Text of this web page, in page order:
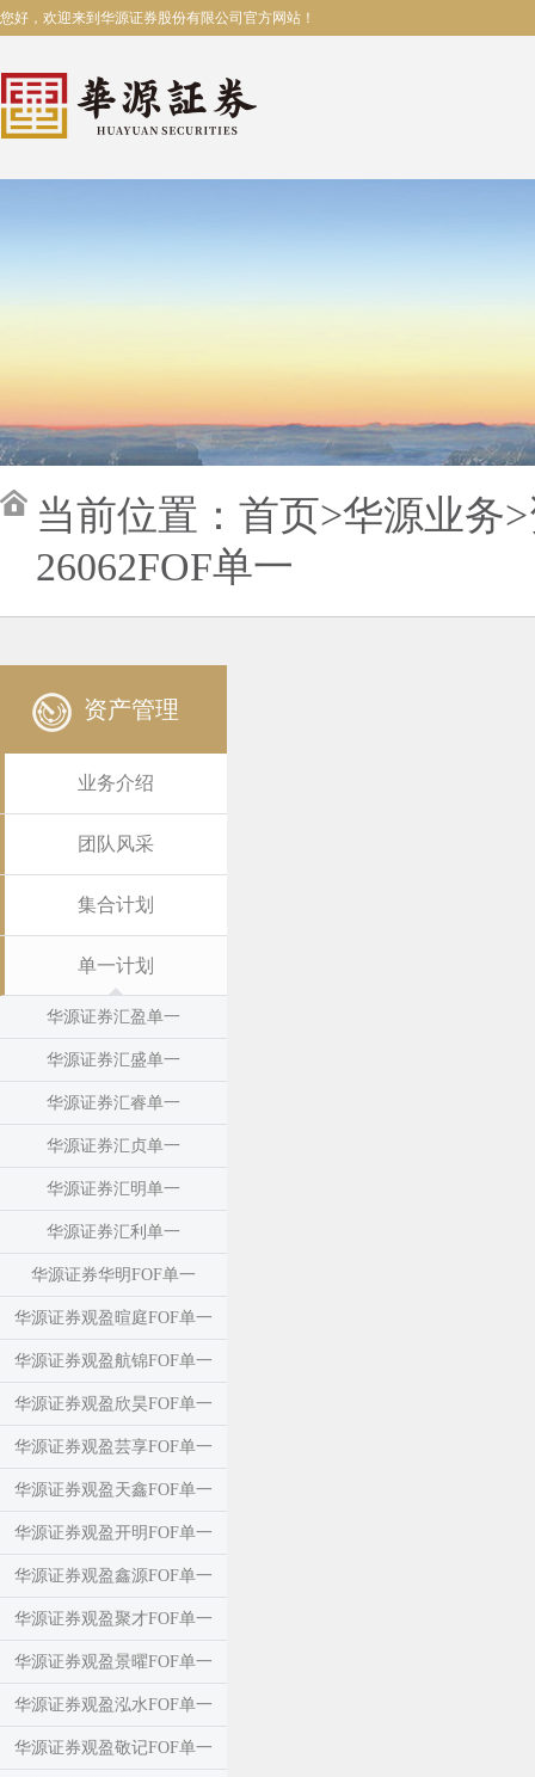
您好，欢迎来到华源证券股份有限公司官方网站！
当前位置： 首页>华源业务>
26062FOF单一
资产管理
业务介绍
团队风采
集合计划
单一计划
华源证券汇盈单一
华源证券汇盛单一
华源证券汇睿单一
华源证券汇贞单一
华源证券汇明单一
华源证券汇利单一
华源证券华明FOF单一
华源证券观盈暄庭FOF单一
华源证券观盈航锦FOF单一
华源证券观盈欣昊FOF单一
华源证券观盈芸享FOF单一
华源证券观盈天鑫FOF单一
华源证券观盈开明FOF单一
华源证券观盈鑫源FOF单一
华源证券观盈聚才FOF单一
华源证券观盈景曜FOF单一
华源证券观盈泓水FOF单一
华源证券观盈敬记FOF单一